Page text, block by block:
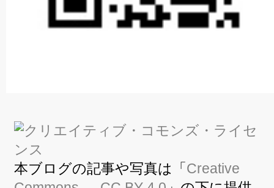
本ブログの記事や写真は「Creative